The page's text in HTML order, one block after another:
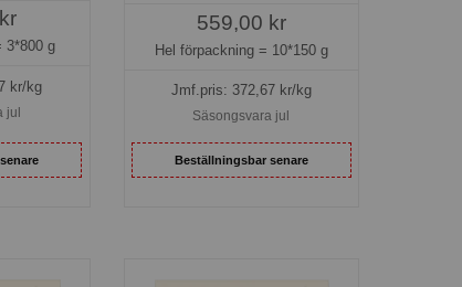
3*800 g
kr/kg
jul
559,00 kr
Hel förpackning = 10*150 g
Jmf.pris: 372,67kr/kg
Säsongsvara jul
Beställningsbar senare